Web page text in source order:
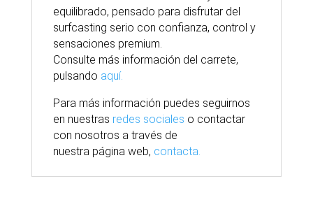
equilibrado, pensado para disfrutar del
surfcasting serio con confianza, control y
sensaciones premium.
Consulte más información del carrete,
pulsando aquí.
Para más información puedes seguirnos
en nuestras redes sociales o contactar
con nosotros a través de
nuestra página web, contacta.